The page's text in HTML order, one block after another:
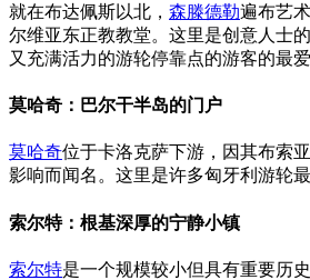
就在布达佩斯以北， 森滕德勒遍布艺
尔维亚东正教教堂。这里是创意人士
又充满活力的游轮停靠点的游客的最爱
莫哈奇：巴尔干半岛的门户
莫哈奇位于卡洛克萨下游，因其布索
影响而闻名。这里是许多匈牙利游轮最
索尔特：根基深厚的宁静小镇
索尔特是一个规模较小但具有重要历